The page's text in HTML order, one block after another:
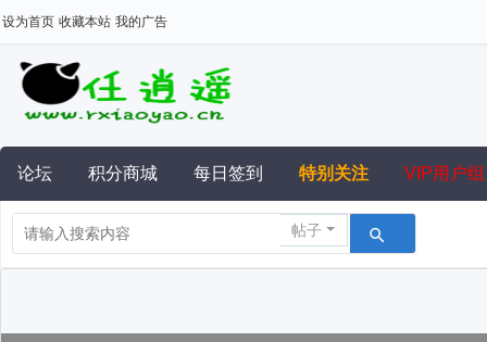
设为首页 收藏本站 我的广告
论坛 积分商城 每日签到 特别关注 VIP用户组
帖子